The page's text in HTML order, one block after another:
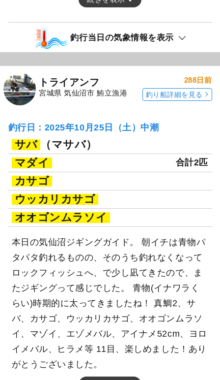
釣行当日の気象情報を表示
トライアンフ
宮城県 気仙沼市 鮪立漁港
288日前
釣り船詳細を見る
釣行日：2025年10月25日（土）中潮
サバ
（マサバ）
マダイ
合計2匹
カサゴ
ウッカリカサゴ
オオゴンムラソイ
本日の気仙沼ジギングガイド。 朝イチは青物パ
タパタ釣れるものの、そのうち釣れなくなって
ロックフィッシュへ、で少し凪てきたので、ま
たジギングって感じでした。 青物(イナワラく
らい)時期的に太ってきましたね！ 真鯛2、サ
バ、カサゴ、ウッカリカサゴ、オオゴンムラソ
イ、マゾイ、エゾメバル、アイナメ52cm、ヨロ
イメバル、ヒラメ等 11目、楽しめました！あり
がとうございました。